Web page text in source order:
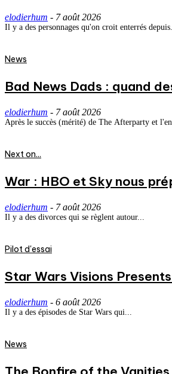
elodierhum - 7 août 2026
Il y a des personnages qu'on croit enterrés
News
Bad News Dads : quand
elodierhum - 7 août 2026
Après le succès (mérité) de The Afterparty et
Next on...
War : HBO et Sky nous
elodierhum - 7 août 2026
Il y a des divorces qui se règlent autour...
Pilot d'essai
Star Wars Visions
elodierhum - 6 août 2026
Il y a des épisodes de Star Wars qui...
News